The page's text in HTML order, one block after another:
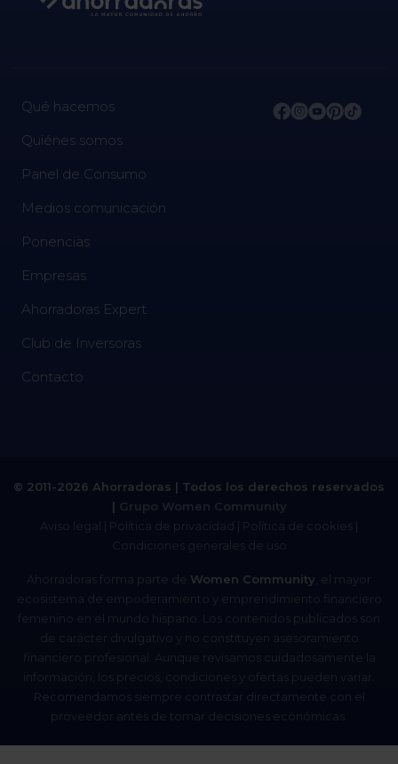
Qué hacemos
Quiénes somos
Panel de Consumo
Medios comunicación
Ponencias
Empresas
Ahorradoras Expert
Club de Inversoras
Contacto
© 2011-2026 Ahorradoras | Todos los derechos reservados
| Grupo Women Community
Aviso legal
Política de privacidad Política de cookies
Condiciones generales de uso
Ahorradoras forma parte de Women Community , el mayor
ecosistema de empoderamiento y emprendimiento financiero
femenino en el mundo hispano. Los contenidos publicados son
de carácter divulgativo y no constituyen asesoramiento
financiero profesional. Aunque revisamos cuidadosamente la
información, los precios, condiciones y ofertas pueden variar.
Recomendamos siempre contrastar directamente con el
proveedor antes de tomar decisiones económicas.